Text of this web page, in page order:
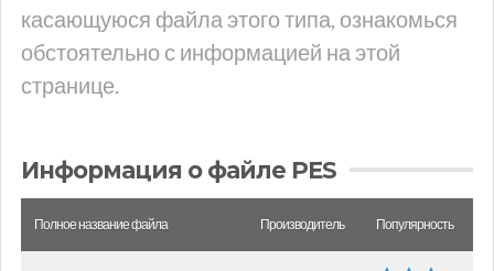
касающуюся файла этого типа, ознакомься
обстоятельно с информацией на этой
странице.
Информация о файле PES
Полное название файла Производитель Популярность